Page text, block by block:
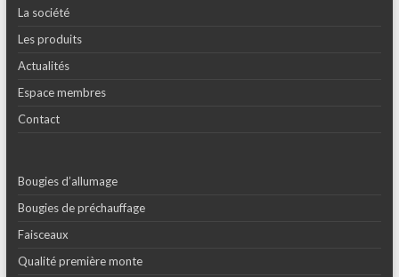
La société
Les produits
Actualités
Espace membres
Contact
Bougies d’allumage
Bougies de préchauffage
Faisceaux
Qualité première monte